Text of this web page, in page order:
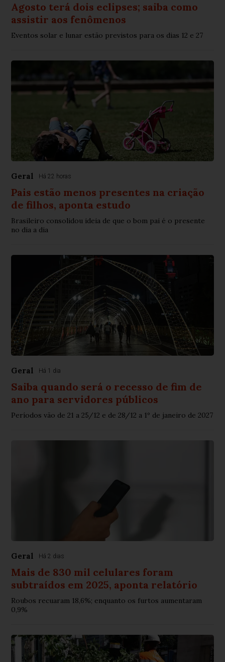
Agosto terá dois eclipses; saiba como
assistir aos fenômenos
Eventos solar e lunar estão previstos para os dias 12 e 27
Geral Há 22 horas
Pais estão menos presentes na criação
de filhos, aponta estudo
Brasileiro consolidou ideia de que o bom pai é o presente
no dia a dia
Geral Há 1 dia
Saiba quando será o recesso de fim de
ano para servidores públicos
Períodos vão de 21 a 25/12 e de 28/12 a 1º de janeiro de 2027
Geral Há 2 dias
Mais de 830 mil celulares foram
subtraídos em 2025, aponta relatório
Roubos recuaram 18,6%; enquanto os furtos aumentaram
0,9%